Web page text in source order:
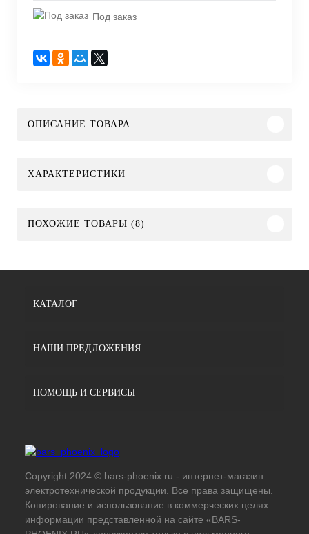
Под заказ
ОПИСАНИЕ ТОВАРА
ХАРАКТЕРИСТИКИ
ПОХОЖИЕ ТОВАРЫ (8)
КАТАЛОГ
НАШИ ПРЕДЛОЖЕНИЯ
ПОМОЩЬ И СЕРВИСЫ
Copyright 2024 © bars-phoenix.ru - интернет-магазин
электротехнической продукции. Все права защищены.
Копирование и использование в коммерческих целях
информации представленной на сайте «BARS-